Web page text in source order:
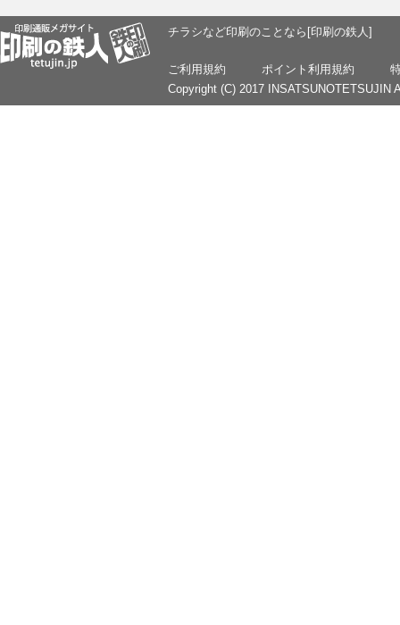
チラシなど印刷のことなら[印刷の鉄人]
ご利用規約 ポイント利用規約
Copyright (C) 2017 INSATSUNOTETSUJIN